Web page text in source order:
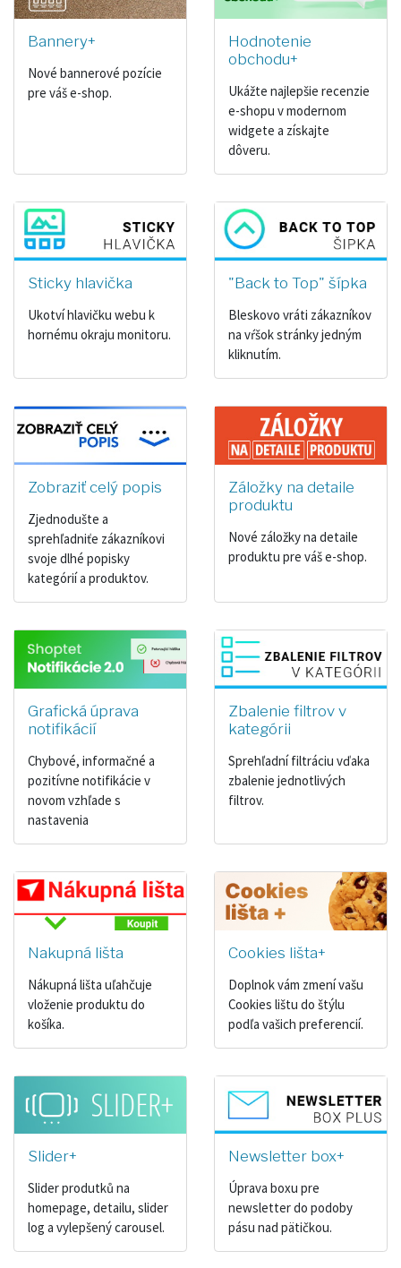
Bannery+
Nové bannerové pozície
pre váš e-shop.
Hodnotenie
obchodu+
Ukážte najlepšie recenzie
e-shopu v modernom
widgete a získajte
dôveru.
Sticky hlavička
Ukotví hlavičku webu k
hornému okraju monitoru.
"Back to Top" šípka
Bleskovo vráti zákazníkov
na vŕšok stránky jedným
kliknutím.
Zobraziť celý popis
Zjednodušte a
sprehľadniťe zákazníkovi
svoje dlhé popisky
kategórií a produktov.
Záložky na detaile
produktu
Nové záložky na detaile
produktu pre váš e-shop.
Grafická úprava
notifikácií
Chybové, informačné a
pozitívne notifikácie v
novom vzhľade s
nastavenia
Zbalenie filtrov v
kategórii
Sprehľadní filtráciu vďaka
zbalenie jednotlivých
filtrov.
Nakupná lišta
Nákupná lišta uľahčuje
vloženie produktu do
košíka.
Cookies lišta+
Doplnok vám zmení vašu
Cookies lištu do štýlu
podľa vašich preferencií.
Slider+
Slider produtků na
homepage, detailu, slider
log a vylepšený carousel.
Newsletter box+
Úprava boxu pre
newsletter do podoby
pásu nad pätičkou.